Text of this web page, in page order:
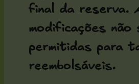
final da reserva.
modificações não
permitidas para
reembolsáveis.